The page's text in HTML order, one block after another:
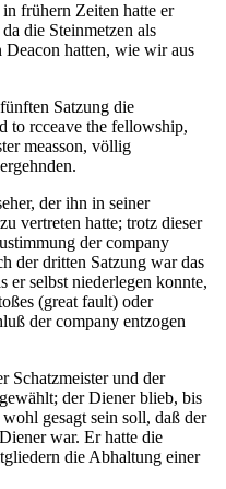
frühern Zeiten hatte er
die Steinmetzen als
hatten, wie wir aus
Satzung die
to rcceave the fellowship,
measson, völlig
der ihn in seiner
vertreten hatte; trotz dieser
der company
der dritten Satzung war das
er selbst niederlegen konnte,
(great fault) oder
der company entzogen
Schatzmeister und der
der Diener blieb, bis
gesagt sein soll, daß der
war. Er hatte die
die Abhaltung einer